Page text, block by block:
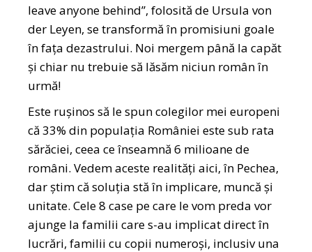
leave anyone behind”, folosită de Ursula von
der Leyen, se transformă în promisiuni goale
în fața dezastrului. Noi mergem până la capăt
și chiar nu trebuie să lăsăm niciun român în
urmă!
Este rușinos să le spun colegilor mei europeni
că 33% din populația României este sub rata
sărăciei, ceea ce înseamnă 6 milioane de
români. Vedem aceste realități aici, în Pechea,
dar știm că soluția stă în implicare, muncă și
unitate. Cele 8 case pe care le vom preda vor
ajunge la familii care s-au implicat direct în
lucrări, familii cu copii numeroși, inclusiv una